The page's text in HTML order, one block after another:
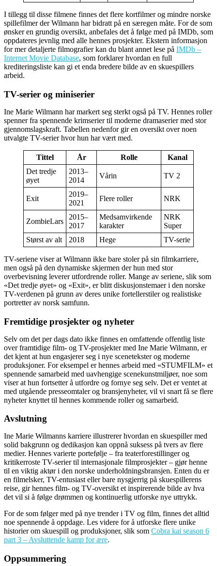
I tillegg til disse filmene finnes det flere kortfilmer og mindre norske
spillefilmer der Wilmann har bidratt på en særegen måte. For de som
ønsker en grundig oversikt, anbefales det å følge med på IMDb, som
oppdateres jevnlig med alle hennes prosjekter. Ekstern informasjon
for mer detaljerte filmografier kan du blant annet lese på IMDb –
Internet Movie Database, som forklarer hvordan en full
krediteringsliste kan gi et enda bredere bilde av en skuespillers
arbeid.
TV-serier og miniserier
Ine Marie Wilmann har markert seg sterkt også på TV. Hennes roller
spenner fra spennende krimserier til moderne dramaserier med stor
gjennomslagskraft. Tabellen nedenfor gir en oversikt over noen
utvalgte TV-serier hvor hun har vært med.
Tittel År Rolle
Kanal
Det tredje
øyet
2013–
2014
Vårin TV 2
Exit
2019–
2021
Flere roller NRK
ZombieLars
2015–
2017
Medsamvirkende
karakter
NRK
Super
Størst av alt
2018 Hege TV-serie
TV-seriene viser at Wilmann ikke bare stoler på sin filmkarriere,
men også på den dynamiske skjermen der hun med stor
overbevisning leverer utfordrende roller. Mange av seriene, slik som
«Det tredje øyet» og «Exit», er blitt diskusjonstemaer i den norske
TV-verdenen på grunn av deres unike fortellerstiler og realistiske
portretter av norsk samfunn.
Fremtidige prosjekter og nyheter
Selv om det per dags dato ikke finnes en omfattende offentlig liste
over framtidige film- og TV-prosjekter med Ine Marie Wilmann, er
det kjent at hun engasjerer seg i nye scenetekster og moderne
produksjoner. For eksempel er hennes arbeid med «STUMFILM» et
spennende samarbeid med uavhengige scenekunstmiljøer, noe som
viser at hun fortsetter å utfordre og fornye seg selv. Det er ventet at
med utgående presseomtaler og bransjenyheter, vil vi snart få se flere
nyheter knyttet til hennes kommende roller og samarbeid.
Avslutning
Ine Marie Wilmanns karriere illustrerer hvordan en skuespiller med
solid bakgrunn og dedikasjon kan oppnå suksess på tvers av flere
medier. Hennes varierte portefølje – fra teaterforestillinger og
kritikerroste TV-serier til internasjonale filmprosjekter – gjør henne
til en viktig aktør i den norske underholdningsbransjen. Enten du er
en filmelsker, TV-entusiast eller bare nysgjerrig på skuespillerens
reise, gir hennes film- og TV‑oversikt et inspirerende bilde av hva
det vil si å følge drømmen og kontinuerlig utforske nye uttrykk.
For de som følger med på nye trender i TV og film, finnes det alltid
noe spennende å oppdage. Les videre for å utforske flere unike
historier om skuespill og produksjoner, slik som Cobra kai season 6
part 3 – Avsluttende kamp for ære.
Oppsummering